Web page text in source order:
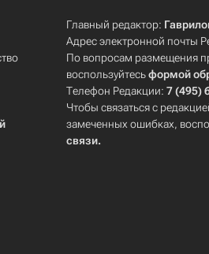
Главный редактор:
Адрес электронной почты
По вопросам размещения
воспользуйтесьформой
Телефон Редакции:7 (495)
Чтобы связаться с
замеченных ошибках,
связи.